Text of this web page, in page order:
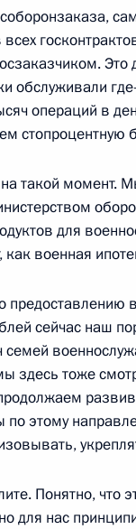
Дмитрием
операций в
стопроцентную
такой момент.
для
как военная
сейчас наш
здесь тоже
этому
Понятно, что
для нас